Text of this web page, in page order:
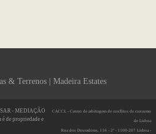
& Terrenos Madeira Estates
- MEDIAÇÃO
de propriedade e
CACCL - Centro de arbitragem de conflitos de consumo
de Lisboa
Rua dos Douradores, 116 - 2º - 1100-207 Lisboa -